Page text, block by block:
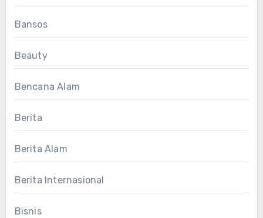
Bansos
Beauty
Bencana Alam
Berita
Berita Alam
Berita Internasional
Bisnis